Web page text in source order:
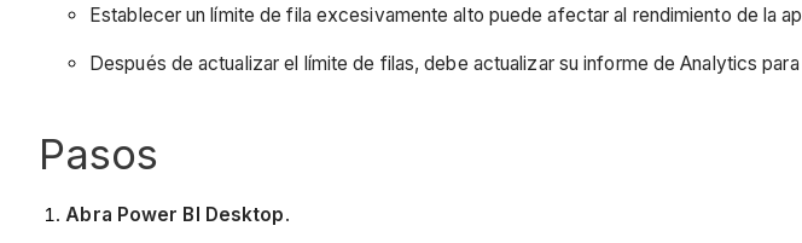
Establecer un límite de fila excesivamente alto puede afectar al rendimiento de la
Después de actualizar el límite de filas, debe actualizar su informe de Analytics
Pasos
Abra Power BI Desktop.